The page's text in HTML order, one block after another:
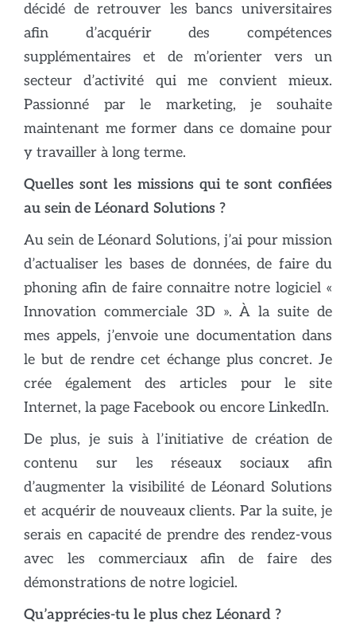
décidé de retrouver les bancs universitaires
afin d’acquérir des compétences
supplémentaires et de m’orienter vers un
secteur d’activité qui me convient mieux.
Passionné par le marketing, je souhaite
maintenant me former dans ce domaine pour
y travailler à long terme.
Quelles sont les missions qui te sont confiées
au sein de Léonard Solutions ?
Au sein de Léonard Solutions, j’ai pour mission
d’actualiser les bases de données, de faire du
phoning afin de faire connaitre notre logiciel «
Innovation commerciale 3D ». À la suite de
mes appels, j’envoie une documentation dans
le but de rendre cet échange plus concret. Je
crée également des articles pour le site
Internet, la page Facebook ou encore LinkedIn.
De plus, je suis à l’initiative de création de
contenu sur les réseaux sociaux afin
d’augmenter la visibilité de Léonard Solutions
et acquérir de nouveaux clients. Par la suite, je
serais en capacité de prendre des rendez-vous
avec les commerciaux afin de faire des
démonstrations de notre logiciel.
Qu’apprécies-tu le plus chez Léonard ?